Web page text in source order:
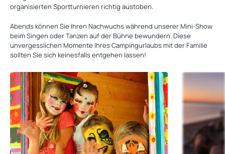
organisierten Sportturnieren richtig austoben.
Abends können Sie Ihren Nachwuchs während unserer Mini-Show
beim Singen oder Tanzen auf der Bühne bewundern. Diese
unvergesslichen Momente Ihres Campingurlaubs mit der Familie
sollten Sie sich keinesfalls entgehen lassen!